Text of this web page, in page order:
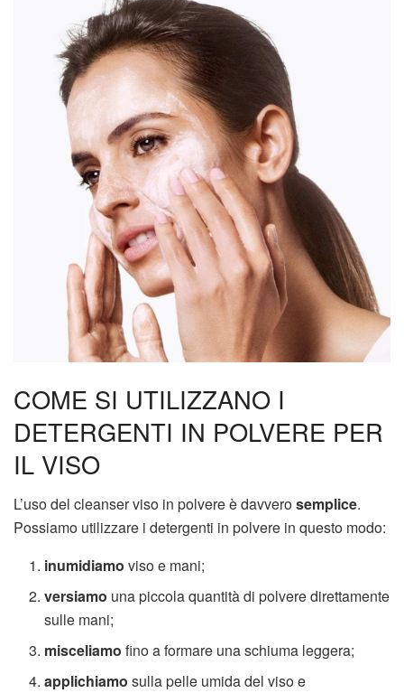
COME SI UTILIZZANO I
DETERGENTI IN POLVERE PER
IL VISO
L’uso del cleanser viso in polvere è davverosemplice.
Possiamo utilizzare i detergenti in polvere in questo modo:
inumidiamo viso e mani;
versiamo una piccola quantità di polvere direttamente
sulle mani;
misceliamo fino a formare una schiuma leggera;
applichiamosulla pelle umida del viso e